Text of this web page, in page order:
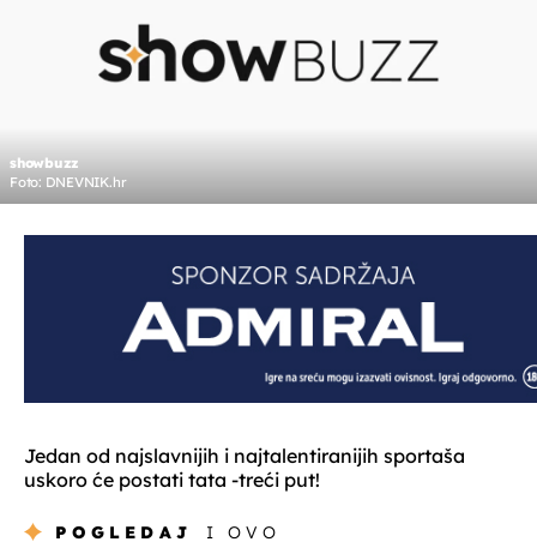
showbuzz
Foto: DNEVNIK.hr
Jedan od najslavnijih i najtalentiranijih sportaša
uskoro će postati tata -treći put!
POGLEDAJ I OVO